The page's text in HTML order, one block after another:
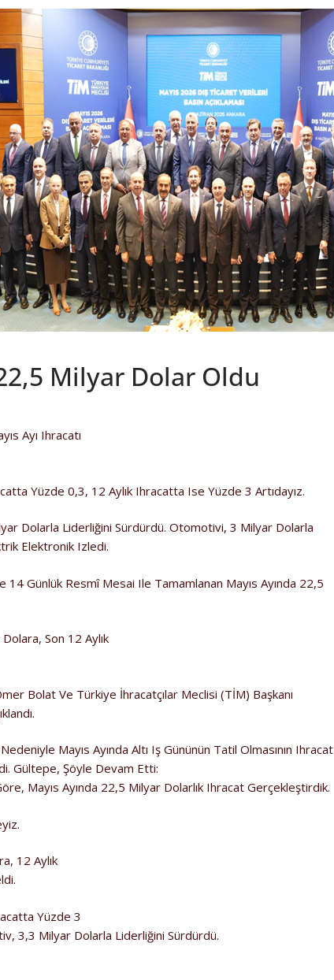
Milyar Dolar Oldu
Ayı Ihracatı
Yüzde 0,3, 12 Aylık Ihracatta Ise Yüzde 3 Artıdayız.
Dolarla Liderliğini Sürdürdü. Otomotivi, 3 Milyar Dolarla
Elektronik Izledi.
Günlük Resmî Mesai Ile Tamamlanan Mayıs Ayında 22,5
Son 12 Aylık
Bolat Ve Türkiye İhracatçılar Meclisi (TİM) Başkanı
Mayıs Ayında Altı Iş Gününün Tatil Olmasının Ihracat
Gültepe, Şöyle Devam Etti:
Mayıs Ayında 22,5 Milyar Dolarlık Ihracat Gerçekleştirdik.
12 Aylık
Yüzde 3
3,3 Milyar Dolarla Liderliğini Sürdürdü.